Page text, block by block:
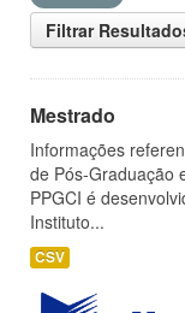
Filtrar
Mestrado
Informações
de Pós-Graduação
PPGCI é
Instituto...
CSV